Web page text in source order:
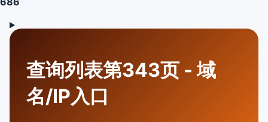
查询列表第343页 - 域
名/IP入口